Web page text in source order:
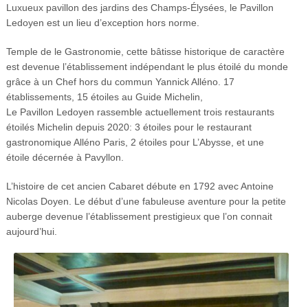
Luxueux pavillon des jardins des Champs-Élysées, le Pavillon
Ledoyen est un lieu d’exception hors norme.
Temple de le Gastronomie, cette bâtisse historique de caractère
est devenue l’établissement indépendant le plus étoilé du monde
grâce à un Chef hors du commun Yannick Alléno. 17
établissements, 15 étoiles au Guide Michelin,
Le Pavillon Ledoyen rassemble actuellement trois restaurants
étoilés Michelin depuis 2020: 3 étoiles pour le restaurant
gastronomique Alléno Paris, 2 étoiles pour L’Abysse, et une
étoile décernée à Pavyllon.
L’histoire de cet ancien Cabaret débute en 1792 avec Antoine
Nicolas Doyen. Le début d’une fabuleuse aventure pour la petite
auberge devenue l’établissement prestigieux que l’on connait
aujourd’hui.